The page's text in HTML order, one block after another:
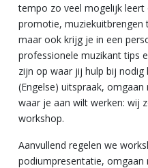
tempo zo veel mogelijk leert
promotie, muziekuitbrengen
maar ook krijg je in een
professionele muzikant tips
zijn op waar jij hulp bij
(Engelse) uitspraak,
waar je aan wilt werken: wij
workshop.
Aanvullend regelen we
podiumpresentatie, omgaan